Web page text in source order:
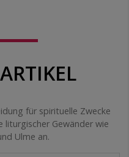
für spirituelle Zwecke
Gewänder wie
Ulme an.